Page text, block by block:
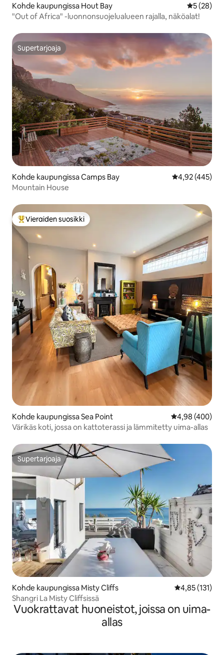
Kohde kaupungissa Hout Bay
5 (28)
"Out of Africa" -luonnonsuojelualueen rajalla, näköalat!
Supertarjoaja
Supertarjoaja
Kohde kaupungissa Camps Bay
4,92 (445)
Mountain House
Vieraiden suosikkien parhaimmistoa
Vieraiden suosikki
Kohde kaupungissa Sea Point
4,98 (400)
Värikäs koti, jossa on kattoterassi ja lämmitetty uima-allas
Supertarjoaja
Supertarjoaja
Kohde kaupungissa Misty Cliffs
4,85 (131)
Shangri La Misty Cliffsissä
Vuokrattavat huoneistot, joissa on uima-
allas